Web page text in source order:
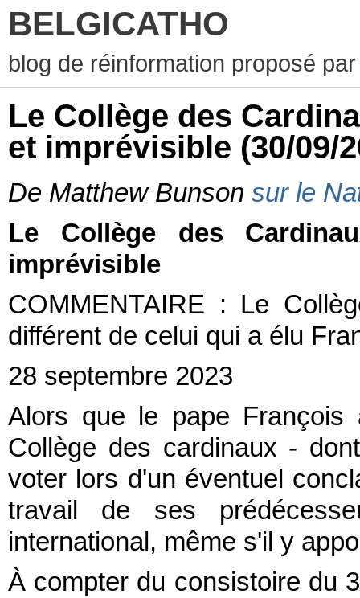
BELGICATHO
blog de réinformation proposé
Le Collège des
et imprévisible (30/09/
De Matthew Bunson sur le
Le Collège des
imprévisible
COMMENTAIRE : Le
différent de celui qui a élu
28 septembre 2023
Alors que le pape François
Collège des cardinaux -
voter lors d'un éventuel
travail de ses
international, même s'il y
À compter du consistoire du